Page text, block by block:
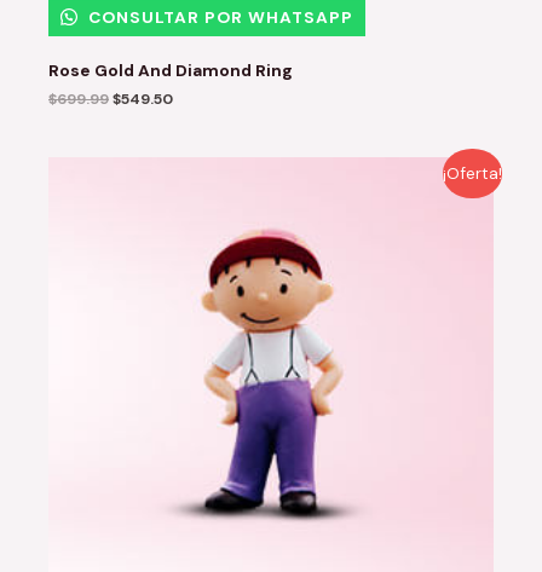
CONSULTAR POR WHATSAPP
Rose Gold And Diamond Ring
$699.99$549.50
¡Oferta!